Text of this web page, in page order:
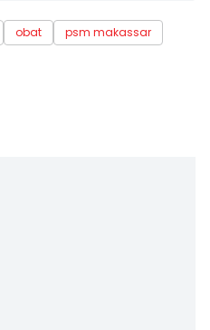
obat
psm makassar